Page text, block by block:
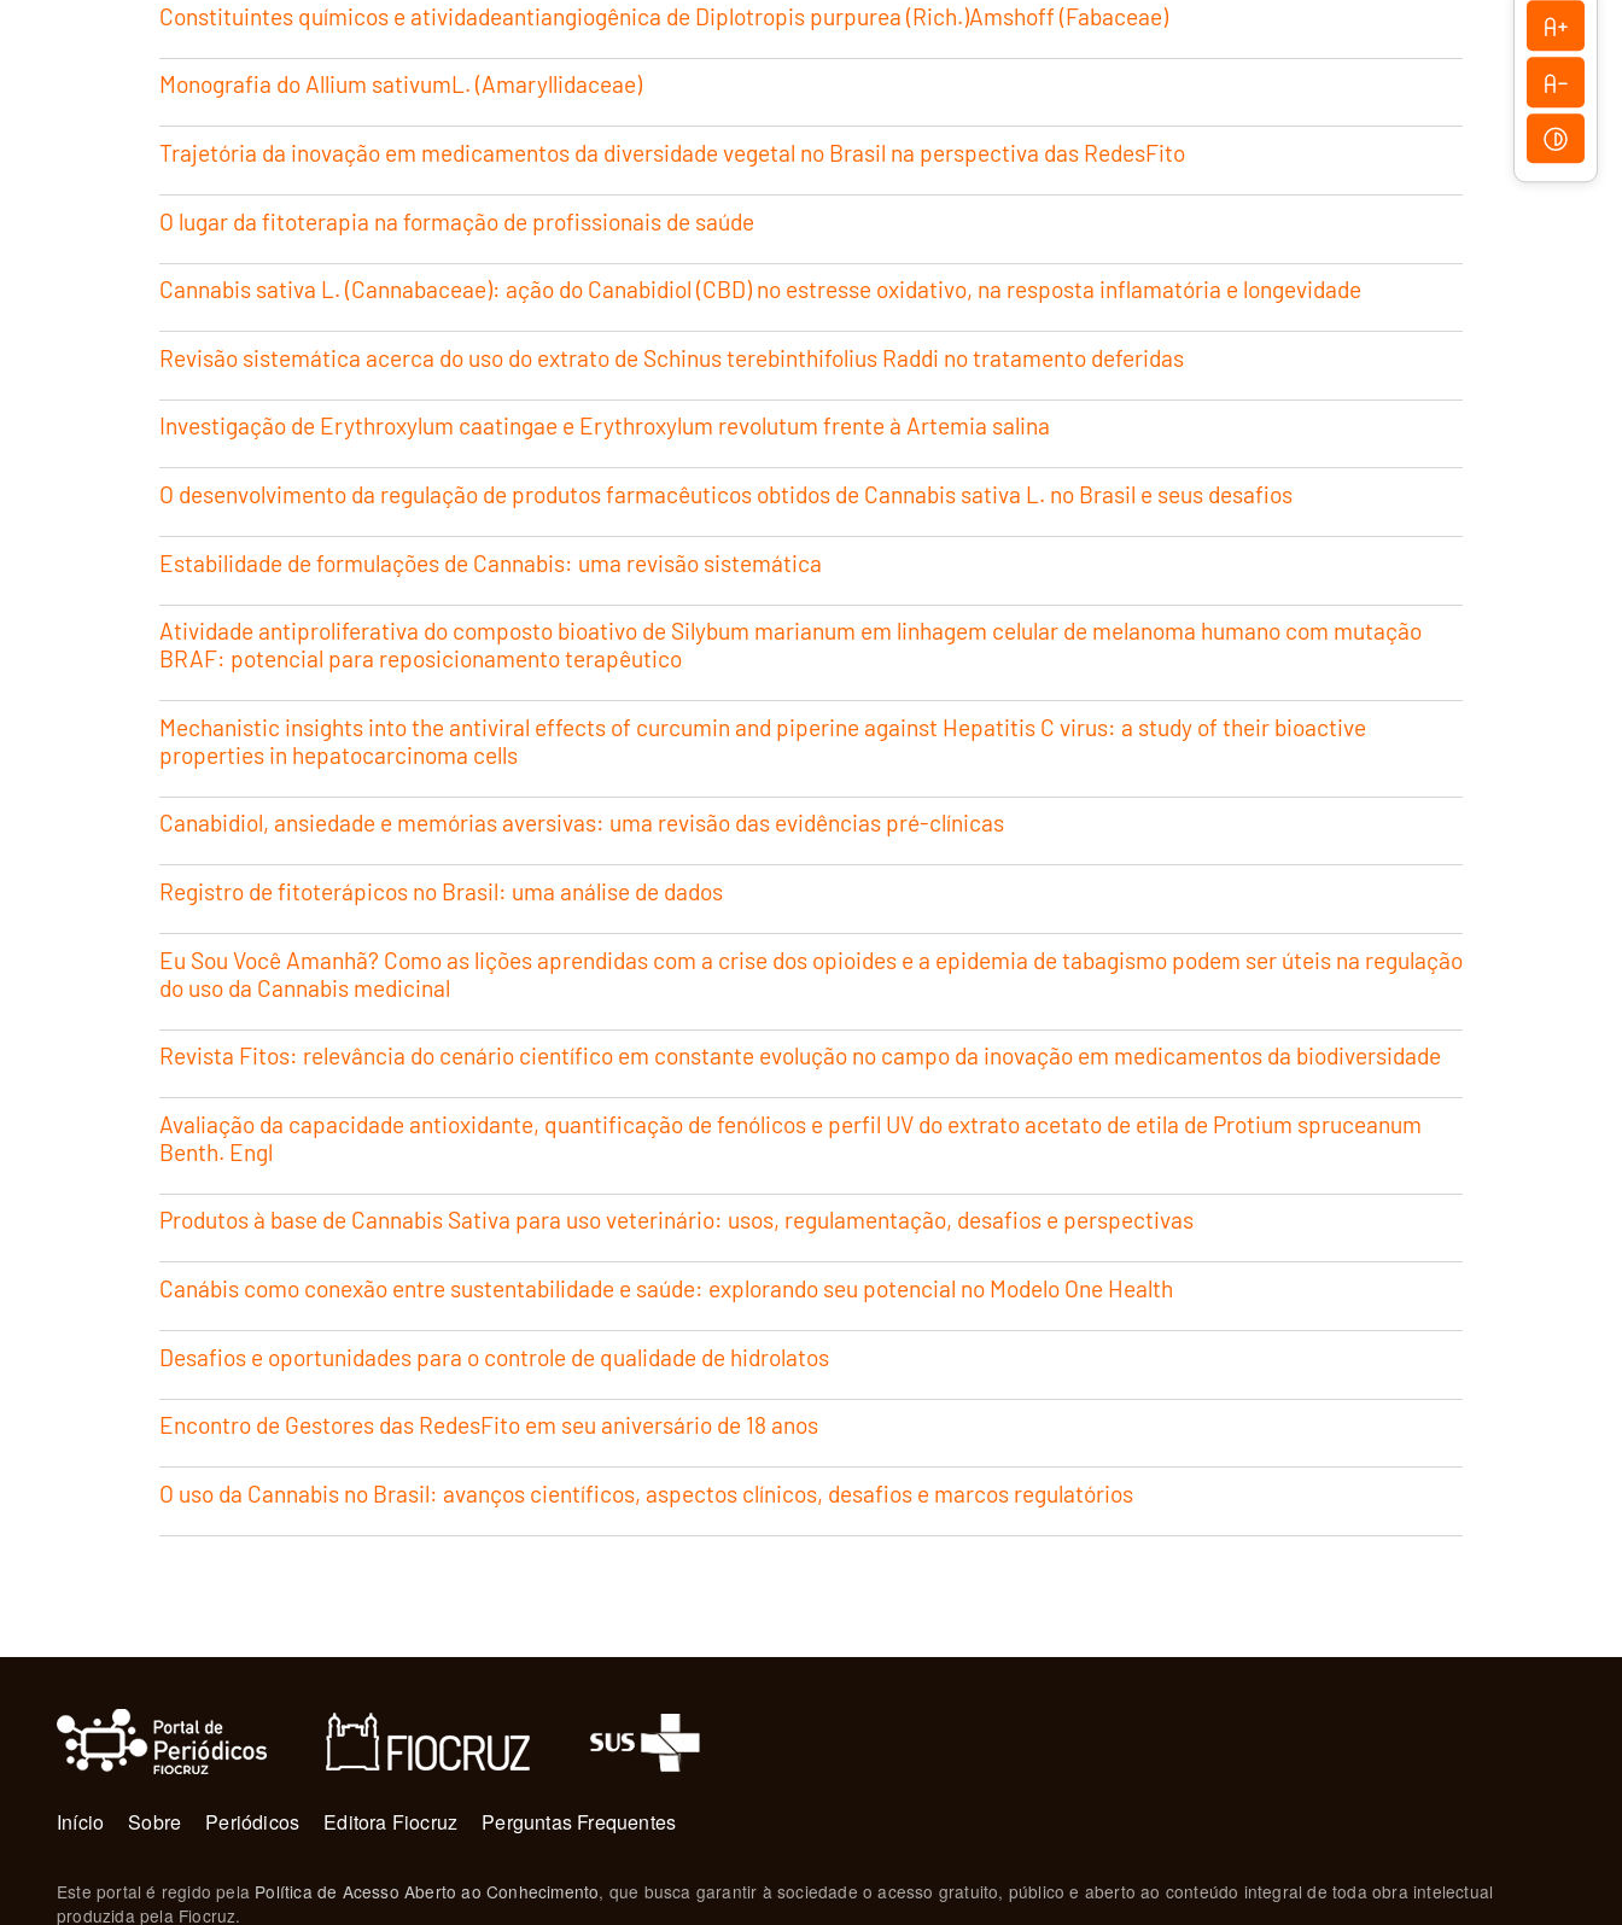
Constituintes químicos e atividadeantiangiogênica de Diplotropis purpurea (Rich.)Amshoff (Fabaceae)
Monografia do Allium sativumL. (Amaryllidaceae)
Trajetória da inovação em medicamentos da diversidade vegetal no Brasil na perspectiva das RedesFito
O lugar da fitoterapia na formação de profissionais de saúde
Cannabis sativa L. (Cannabaceae): ação do Canabidiol (CBD) no estresse oxidativo, na resposta inflamatória e longevidade
Revisão sistemática acerca do uso do extrato de Schinus terebinthifolius Raddi no tratamento deferidas
Investigação de Erythroxylum caatingae e Erythroxylum revolutum frente à Artemia salina
O desenvolvimento da regulação de produtos farmacêuticos obtidos de Cannabis sativa L. no Brasil e seus desafios
Estabilidade de formulações de Cannabis: uma revisão sistemática
Atividade antiproliferativa do composto bioativo de Silybum marianum em linhagem celular de melanoma humano com mutação
BRAF: potencial para reposicionamento terapêutico
Mechanistic insights into the antiviral effects of curcumin and piperine against Hepatitis C virus: a study of their bioactive
properties in hepatocarcinoma cells
Canabidiol, ansiedade e memórias aversivas: uma revisão das evidências pré-clínicas
Registro de fitoterápicos no Brasil: uma análise de dados
Eu Sou Você Amanhã? Como as lições aprendidas com a crise dos opioides e a epidemia de tabagismo podem ser úteis na regulação
do uso da Cannabis medicinal
Revista Fitos: relevância do cenário científico em constante evolução no campo da inovação em medicamentos da biodiversidade
Avaliação da capacidade antioxidante, quantificação de fenólicos e perfil UV do extrato acetato de etila de Protium spruceanum
Benth. Engl
Produtos à base de Cannabis Sativa para uso veterinário: usos, regulamentação, desafios e perspectivas
Canábis como conexão entre sustentabilidade e saúde: explorando seu potencial no Modelo One Health
Desafios e oportunidades para o controle de qualidade de hidrolatos
Encontro de Gestores das RedesFito em seu aniversário de 18 anos
O uso da Cannabis no Brasil: avanços científicos, aspectos clínicos, desafios e marcos regulatórios
Navegação principal
Início Sobre Periódicos Editora Fiocruz Perguntas Frequentes
Este portal é regido pela Política de Acesso Aberto ao Conhecimento, que busca garantir à sociedade o acesso gratuito, público e aberto ao conteúdo integral de toda obra intelectual
produzida pela Fiocruz.